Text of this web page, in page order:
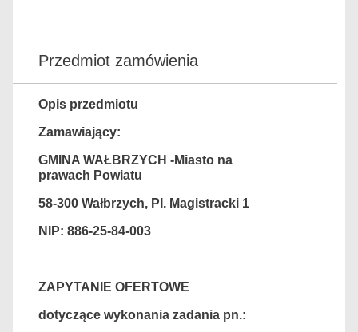
Przedmiot zamówienia
Opis przedmiotu
Zamawiający:
GMINA WAŁBRZYCH -Miasto na
prawach Powiatu
58-300 Wałbrzych, PI. Magistracki 1
NIP: 886-25-84-003
ZAPYTANIE OFERTOWE
dotyczące wykonania zadania pn.: